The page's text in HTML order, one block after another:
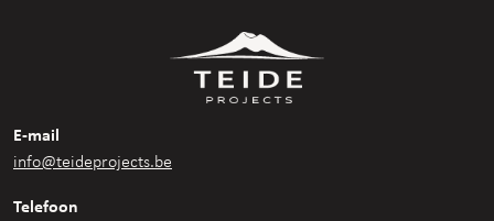
E-mail
info@teideprojects.be
Telefoon